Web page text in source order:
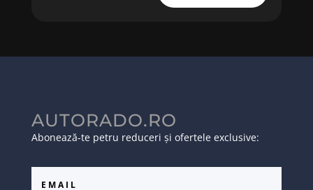
AUTORADO.RO
Abonează-te petru reduceri și ofertele exclusive: